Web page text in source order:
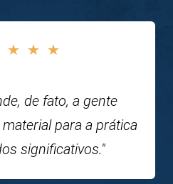
★ ★ ★
de fato, a gente
para a prática
significativos."